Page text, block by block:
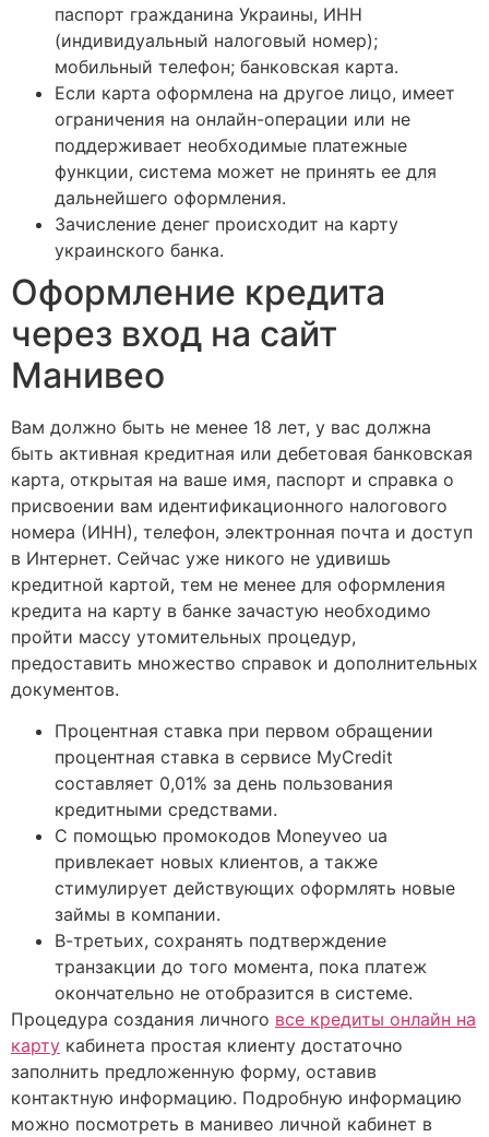
паспорт гражданина Украины, ИНН
(индивидуальный налоговый номер);
мобильный телефон; банковская карта.
Если карта оформлена на другое лицо, имеет
ограничения на онлайн-операции или не
поддерживает необходимые платежные
функции, система может не принять ее для
дальнейшего оформления.
Зачисление денег происходит на карту
украинского банка.
Оформление кредита
через вход на сайт
Манивео
Вам должно быть не менее 18 лет, у вас должна
быть активная кредитная или дебетовая банковская
карта, открытая на ваше имя, паспорт и справка о
присвоении вам идентификационного налогового
номера (ИНН), телефон, электронная почта и доступ
в Интернет. Сейчас уже никого не удивишь
кредитной картой, тем не менее для оформления
кредита на карту в банке зачастую необходимо
пройти массу утомительных процедур,
предоставить множество справок и дополнительных
документов.
Процентная ставка при первом обращении
процентная ставка в сервисе MyCredit
составляет 0,01% за день пользования
кредитными средствами.
С помощью промокодов Moneyveo ua
привлекает новых клиентов, а также
стимулирует действующих оформлять новые
займы в компании.
В-третьих, сохранять подтверждение
транзакции до того момента, пока платеж
окончательно не отобразится в системе.
Процедура создания личного все кредиты онлайн на
карту кабинета простая клиенту достаточно
заполнить предложенную форму, оставив
контактную информацию. Подробную информацию
можно посмотреть в манивео личной кабинет в